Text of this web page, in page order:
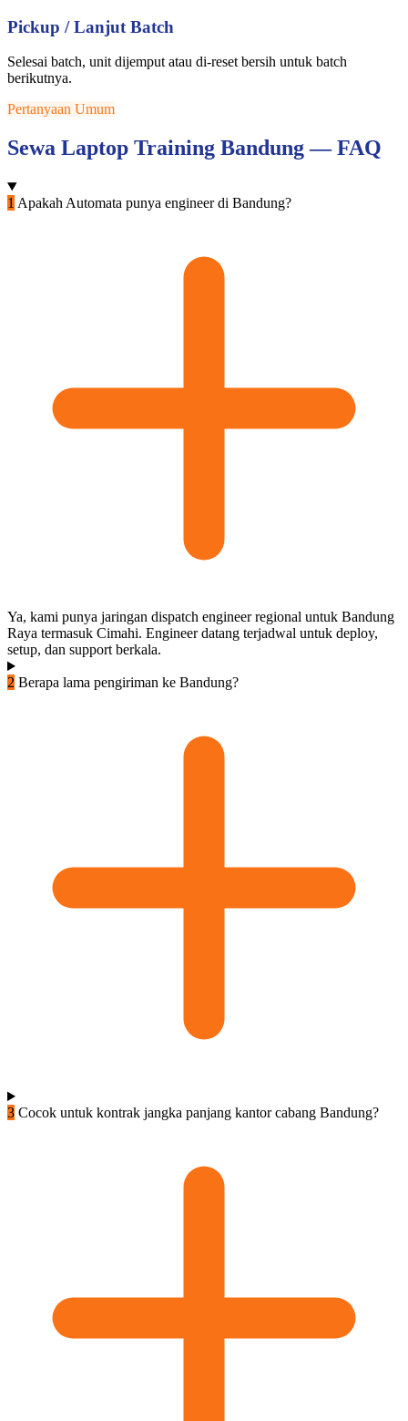
Pickup / Lanjut Batch
Selesai batch, unit dijemput atau di-reset bersih untuk batch
berikutnya.
Pertanyaan Umum
Sewa Laptop Training Bandung — FAQ
1 Apakah Automata punya engineer di Bandung?
Ya, kami punya jaringan dispatch engineer regional untuk Bandung
Raya termasuk Cimahi. Engineer datang terjadwal untuk deploy,
setup, dan support berkala.
2 Berapa lama pengiriman ke Bandung?
3 Cocok untuk kontrak jangka panjang kantor cabang Bandung?